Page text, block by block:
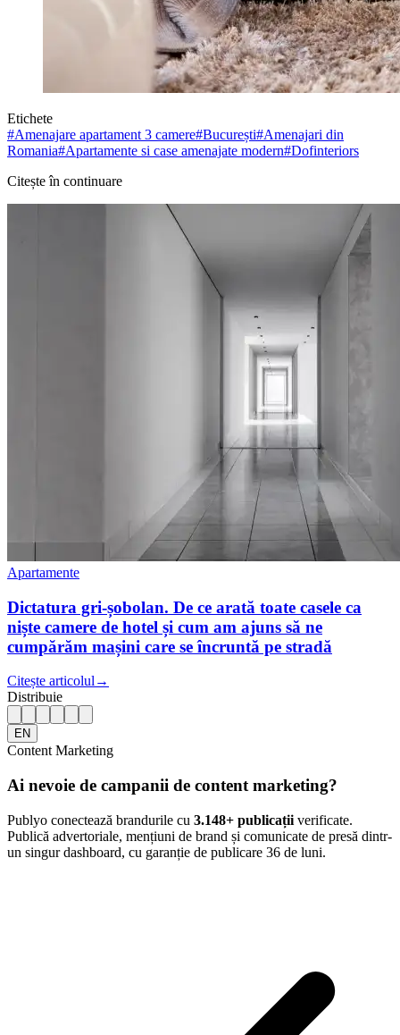
Etichete
#Amenajare apartament 3 camere#București#Amenajari din
Romania#Apartamente si case amenajate modern#Dofinteriors
Citește în continuare
Apartamente
Dictatura gri-șobolan. De ce arată toate casele ca
niște camere de hotel și cum am ajuns să ne
cumpărăm mașini care se încruntă pe stradă
Citește articolul →
Distribuie
EN
Content Marketing
Ai nevoie de campanii de content marketing?
Publyo conectează brandurile cu 3.148+ publicații verificate.
Publică advertoriale, mențiuni de brand și comunicate de presă dintr-
un singur dashboard, cu garanție de publicare 36 de luni.